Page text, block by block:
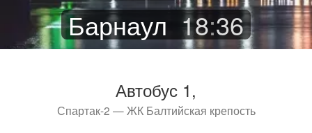
Барнаул 18:36
Автобус 1,
Спартак-2 — ЖК Балтийская крепость